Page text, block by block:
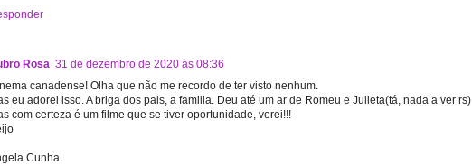
Rosa 31 de dezembro de 2020 às 08:36
canadense! Olha que não me recordo de ter visto nenhum.
eu adorei isso. A briga dos pais, a familia. Deu até um ar de Romeu e Julieta(tá, nada a ver rs)
com certeza é um filme que se tiver oportunidade, verei!!!
Cunha